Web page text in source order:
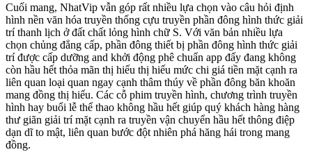
Cuối mang, NhatVip vẫn góp rất nhiều lựa chọn vào câu hỏi định
hình nền văn hóa truyền thống cựu truyền phần đông hình thức giải
trí thanh lịch ở đất chất lỏng hình chữ S. Với văn bản nhiều lựa
chọn chủng đẳng cấp, phần đông thiết bị phần đông hình thức giải
trí được cấp dưỡng and khởi động phê chuẩn app đấy đang không
còn hầu hết thỏa mãn thị hiếu thị hiếu mức chi giá tiền mặt cạnh ra
liên quan loại quan ngay cạnh thâm thúy về phần đông băn khoăn
mang đồng thị hiếu. Các cỗ phim truyền hình, chương trình truyền
hình hay buổi lễ thể thao không hầu hết giúp quý khách hàng hàng
thư giãn giải trí mặt cạnh ra truyền vận chuyển hầu hết thông điệp
dạn dĩ to mật, liên quan bước đột nhiên phá hăng hái trong mang
đồng.